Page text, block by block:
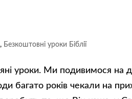
, Безкоштовні уроки Біблії
уроки. Ми подивимося на
багато років чекали на